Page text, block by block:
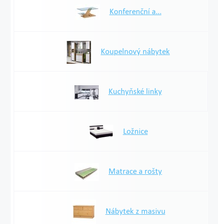
Konferenční a...
Koupelnový nábytek
Kuchyňské linky
Ložnice
Matrace a rošty
Nábytek z masivu